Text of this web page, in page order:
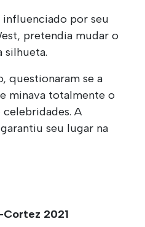
por seu
pretendia mudar o
silhueta.
questionaram se a
minava totalmente o
A
seu lugar na
2021